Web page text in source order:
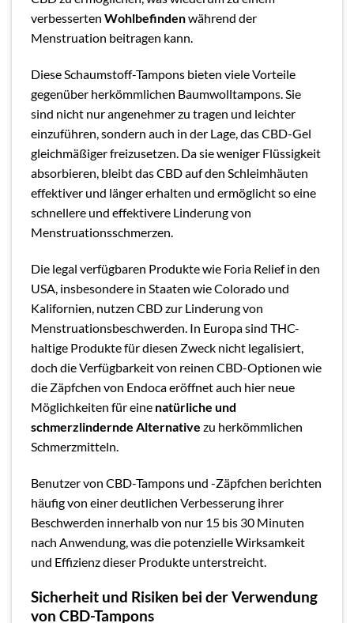
verbesserten Wohlbefindenwährend der
Menstruation beitragen kann.
Diese Schaumstoff-Tampons bieten viele Vorteile
gegenüber herkömmlichen Baumwolltampons. Sie
sind nicht nur angenehmer zu tragen und leichter
einzuführen, sondern auch in der Lage, das CBD-Gel
gleichmäßiger freizusetzen. Da sie weniger Flüssigkeit
absorbieren, bleibt das CBD auf den Schleimhäuten
effektiver und länger erhalten und ermöglicht so eine
schnellere und effektivere Linderung von
Menstruationsschmerzen.
Die legal verfügbaren Produkte wie Foria Relief in den
USA, insbesondere in Staaten wie Colorado und
Kalifornien, nutzen CBD zur Linderung von
Menstruationsbeschwerden. In Europa sind THC-
haltige Produkte für diesen Zweck nicht legalisiert,
doch die Verfügbarkeit von reinen CBD-Optionen wie
die Zäpfchen von Endoca eröffnet auch hier neue
Möglichkeiten für eine natürliche und
schmerzlindernde Alternative zu herkömmlichen
Schmerzmitteln.
Benutzer von CBD-Tampons und -Zäpfchen berichten
häufig von einer deutlichen Verbesserung ihrer
Beschwerden innerhalb von nur 15 bis 30 Minuten
nach Anwendung, was die potenzielle Wirksamkeit
und Effizienz dieser Produkte unterstreicht.
Sicherheit und Risiken bei der Verwendung
von CBD-Tampons